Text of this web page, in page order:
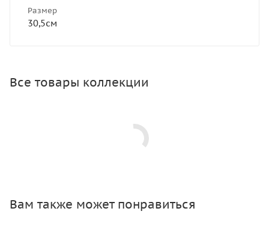
Размер
30,5см
Все товары коллекции
Вам также может понравиться